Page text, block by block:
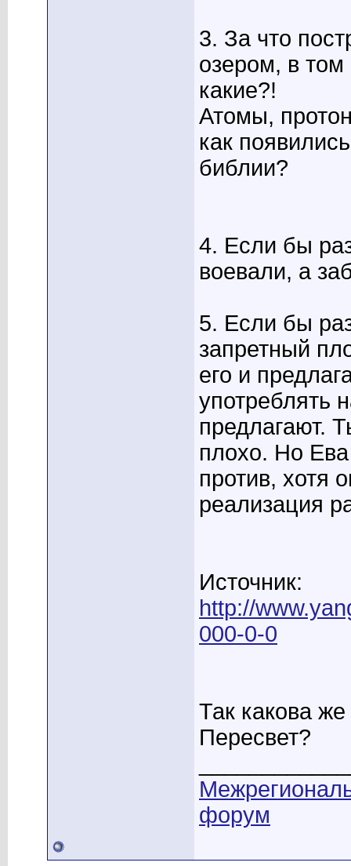
3. За что
озером, в том
какие?!
Атомы,
как
библии?
4. Если бы
воевали, а
5. Если бы
запретный
его и
употреблять
предлагают.
плохо. Но
против, хотя
реализация
Источник:
http://
000-0-0
Так какова
Пересвет?
форум